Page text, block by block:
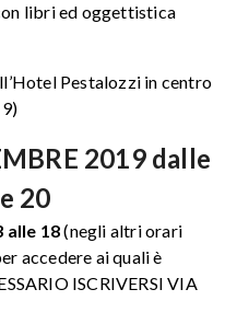
libri ed oggettistica
Pestalozzi in centro
2019 dalle
20
alle 18(negli altri orari
accedere ai quali è
ISCRIVERSI VIA